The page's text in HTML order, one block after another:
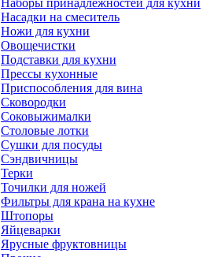
Наборы принадлежностей для кухни
Насадки на смеситель
Ножи для кухни
Овощечистки
Подставки для кухни
Прессы кухонные
Приспособления для вина
Сковородки
Соковыжималки
Столовые лотки
Сушки для посуды
Сэндвичницы
Терки
Точилки для ножей
Фильтры для крана на кухне
Штопоры
Яйцеварки
Ярусные фруктовницы